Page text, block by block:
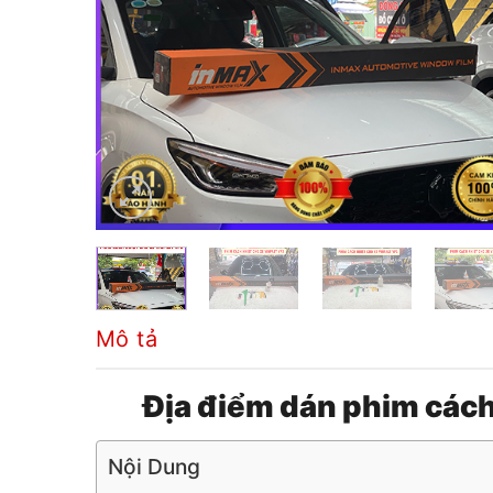
Mô tả
Địa điểm dán phim
Nội Dung